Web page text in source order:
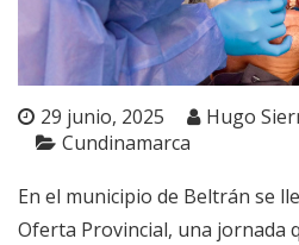
29 junio, 2025
Hugo
Cundinamarca
En el municipio de Beltrán se
Oferta Provincial, una jornada